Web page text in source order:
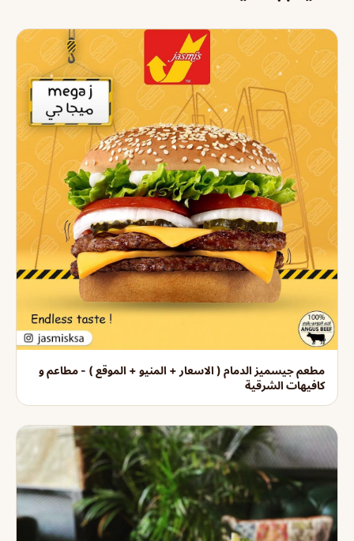
مطعم جيسميز الدمام ( الاسعار + المنيو + الموقع ) - مطاعم و
كافيهات الشرقية